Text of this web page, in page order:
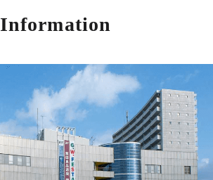
Information